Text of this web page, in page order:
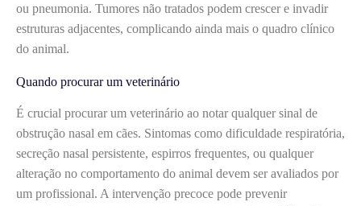
ou pneumonia. Tumores não tratados podem crescer e invadir
estruturas adjacentes, complicando ainda mais o quadro clínico
do animal.
Quando procurar um veterinário
É crucial procurar um veterinário ao notar qualquer sinal de
obstrução nasal em cães. Sintomas como dificuldade respiratória,
secreção nasal persistente, espirros frequentes, ou qualquer
alteração no comportamento do animal devem ser avaliados por
um profissional. A intervenção precoce pode prevenir